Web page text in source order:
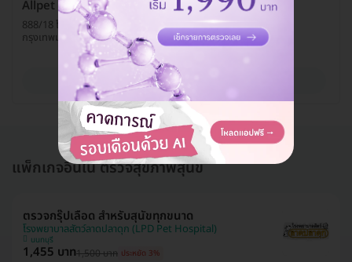
Allpet Animal Hospital
888/18 โครงการเจ้าสัว 69 ถ. บางบอน 3 แขวงหลักสอง เขตบางแค
กรุงเทพมหานคร 10160
ดูรายละเอียด
แพ็กเกจอื่นใน ตรวจสุขภาพสุนัข
ตรวจกรุ๊ปเลือด สำหรับสุนัขทุกขนาด
โรงพยาบาลสัตว์ลาดปลาดุก (LPD Pet Hospital)
นนทบุรี
1,455 บาท1,500 บาท ประหยัด 3%